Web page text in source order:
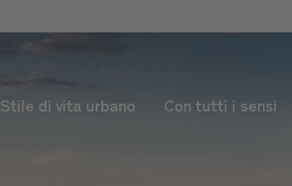
Stile di vita urbano Con tutti i sensi